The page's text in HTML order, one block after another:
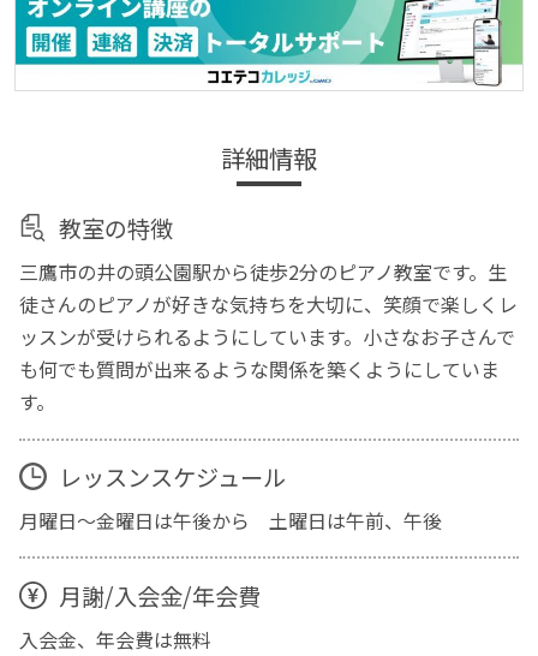
詳細情報
教室の特徴
三鷹市の井の頭公園駅から徒歩2分のピアノ教室です。生
徒さんのピアノが好きな気持ちを大切に、笑顔で楽しくレ
ッスンが受けられるようにしています。小さなお子さんで
も何でも質問が出来るような関係を築くようにしていま
す。
レッスンスケジュール
月曜日〜金曜日は午後から 土曜日は午前、午後
月謝/入会金/年会費
入会金、年会費は無料